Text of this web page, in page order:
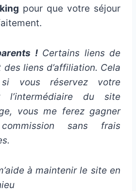
pour que votre séjour
!Certains liens de
liens d’affiliation. Cela
vous réservez votre
l’intermédiaire du site
vous me ferez gagner
sans frais
à maintenir le site en